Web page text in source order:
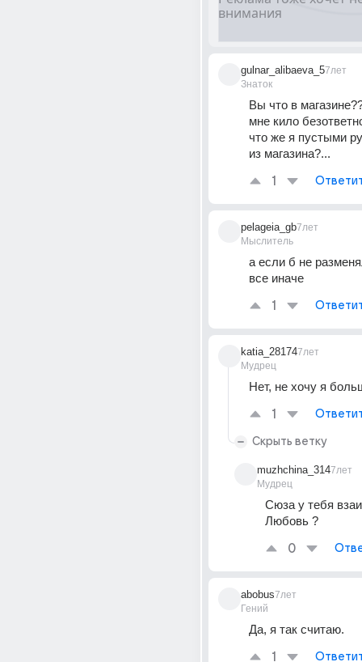
gulnar_alibaeva_5
Знаток
7лет
Вы что в
мне кило
что же я пустыми
из магазина?...
1
pelageia_gb
Мыслитель
7лет
а если б не
все иначе
1
katia_28174
Мудрец
7лет
Нет, не хочу я
1
Скрыть ветку
muzhchina_314
Мудрец
7лет
Сюза у тебя
Любовь ?
0
abobus
Гений
7лет
Да, я так считаю.
1